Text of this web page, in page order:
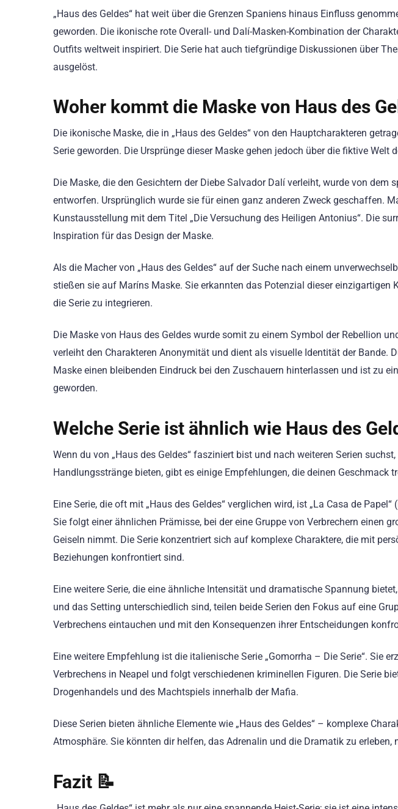
„Haus des Geldes“ hat weit über die Grenzen Spaniens hinaus Einfluss
geworden. Die ikonische rote Overall- und Dalí-Masken-Kombination der
Outfits weltweit inspiriert. Die Serie hat auch tiefgründige Diskussionen über
ausgelöst.
Woher kommt die Maske von Haus des
Die ikonische Maske, die in „Haus des Geldes“ von den Hauptcharakteren
Serie geworden. Die Ursprünge dieser Maske gehen jedoch über die fiktive Welt
Die Maske, die den Gesichtern der Diebe Salvador Dalí verleiht, wurde von dem
entworfen. Ursprünglich wurde sie für einen ganz anderen Zweck geschaffen.
Kunstausstellung mit dem Titel „Die Versuchung des Heiligen Antonius“. Die
Inspiration für das Design der Maske.
Als die Macher von „Haus des Geldes“ auf der Suche nach einem
stießen sie auf Maríns Maske. Sie erkannten das Potenzial dieser einzigartigen
die Serie zu integrieren.
Die Maske von Haus des Geldes wurde somit zu einem Symbol der Rebellion
verleiht den Charakteren Anonymität und dient als visuelle Identität der Bande.
Maske einen bleibenden Eindruck bei den Zuschauern hinterlassen und ist zu
geworden.
Welche Serie ist ähnlich wie Haus des
Wenn du von „Haus des Geldes“ fasziniert bist und nach weiteren Serien
Handlungsstränge bieten, gibt es einige Empfehlungen, die deinen Geschmack
Eine Serie, die oft mit „Haus des Geldes“ verglichen wird, ist „La Casa de
Sie folgt einer ähnlichen Prämisse, bei der eine Gruppe von Verbrechern einen
Geiseln nimmt. Die Serie konzentriert sich auf komplexe Charaktere, die mit
Beziehungen konfrontiert sind.
Eine weitere Serie, die eine ähnliche Intensität und dramatische Spannung
und das Setting unterschiedlich sind, teilen beide Serien den Fokus auf eine
Verbrechens eintauchen und mit den Konsequenzen ihrer Entscheidungen
Eine weitere Empfehlung ist die italienische Serie „Gomorrha – Die Serie“. Sie
Verbrechens in Neapel und folgt verschiedenen kriminellen Figuren. Die Serie
Drogenhandels und des Machtspiels innerhalb der Mafia.
Diese Serien bieten ähnliche Elemente wie „Haus des Geldes“ – komplexe
Atmosphäre. Sie könnten dir helfen, das Adrenalin und die Dramatik zu erleben,
Fazit 📝